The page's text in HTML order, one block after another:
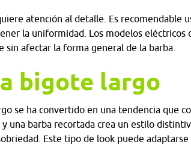
atención al detalle. Es recomendable
la uniformidad. Los modelos eléctricos
afectar la forma general de la barba.
bigote largo
se ha convertido en una tendencia que
una barba recortada crea un estilo
Este tipo de look puede